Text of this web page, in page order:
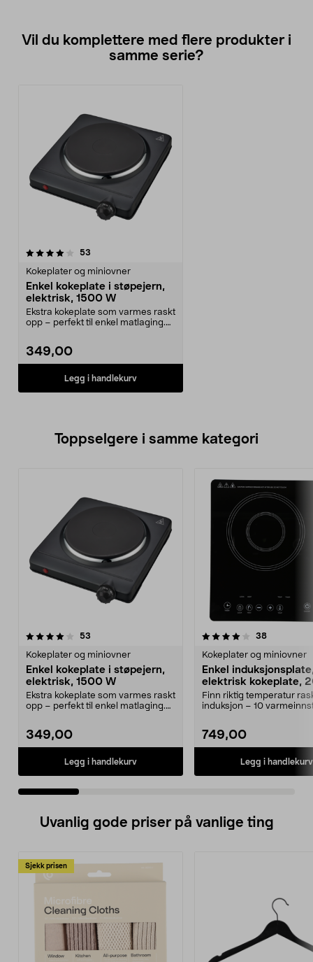
Vil du komplettere med flere produkter i
samme serie?
53
Kokeplater og miniovner
Enkel kokeplate i støpejern,
elektrisk, 1500 W
Ekstra kokeplate som varmes raskt
opp – perfekt til enkel matlaging.
349,00
Legg i handlekurv
Toppselgere i samme kategori
53
Kokeplater og miniovner
Enkel kokeplate i støpejern,
elektrisk, 1500 W
Ekstra kokeplate som varmes raskt
opp – perfekt til enkel matlaging.
349,00
Legg i handlekurv
4.0 av 5 stjerner 38
Kokeplater og miniovner
Enkel
elektrisk kokeplate,
Finn riktig temperatur
induksjon – 10
749,00
Legg i handlekurv
4.5 av 5 stjerner
Uvanlig gode priser på vanlige ting
Sjekk prisen